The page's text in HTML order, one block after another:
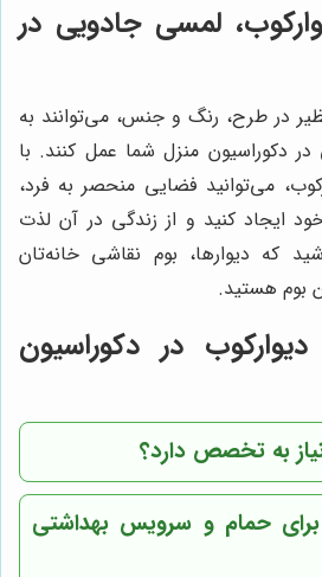
لمسی جادویی در
در طرح، رنگ و جنس، می‌توانند به
دکوراسیون منزل شما عمل کنند. با
می‌توانید فضایی منحصر به فرد،
ایجاد کنید و از زندگی در آن لذت
که دیوارها، بوم نقاشی خانه‌تان
بوم هستید.
در دکوراسیون
به تخصص دارد؟
برای حمام و سرویس بهداشتی